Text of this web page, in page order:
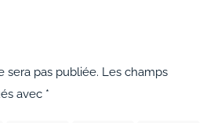
sera pas publiée. Les champs
avec *